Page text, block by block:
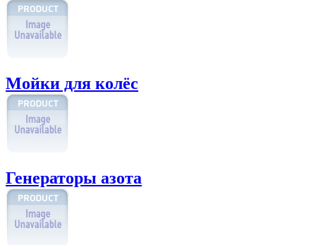
Мойки для колёс
Генераторы азота